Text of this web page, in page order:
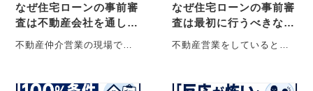
なぜ住宅ローンの事前審
査は不動産会社を通した
方がいいのか？【不動産
売買仲介営業】
不動産仲介営業の現場で、
様からこんな言葉が返って
なぜ住宅ローンの事前審
査は最初に行うべきなの
か？【不動産売買仲介営
業】
不動産営業をしていると、
めに住宅ローンの事・・・